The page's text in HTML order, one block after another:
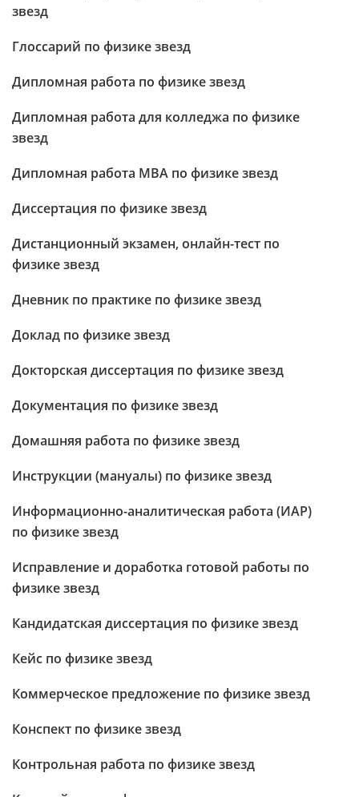
звезд
Глоссарий по физике звезд
Дипломная работа по физике звезд
Дипломная работа для колледжа по физике
звезд
Дипломная работа МВА по физике звезд
Диссертация по физике звезд
Дистанционный экзамен, онлайн-тест по
физике звезд
Дневник по практике по физике звезд
Доклад по физике звезд
Докторская диссертация по физике звезд
Документация по физике звезд
Домашняя работа по физике звезд
Инструкции (мануалы) по физике звезд
Информационно-аналитическая работа (ИАР)
по физике звезд
Исправление и доработка готовой работы по
физике звезд
Кандидатская диссертация по физике звезд
Кейс по физике звезд
Коммерческое предложение по физике звезд
Конспект по физике звезд
Контрольная работа по физике звезд